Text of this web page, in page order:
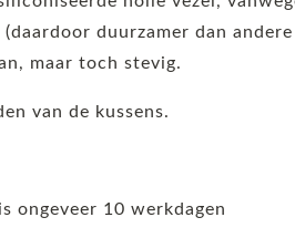
duurzamer dan
maar toch stevig.
van de kussens.
ongeveer 10 werkdagen